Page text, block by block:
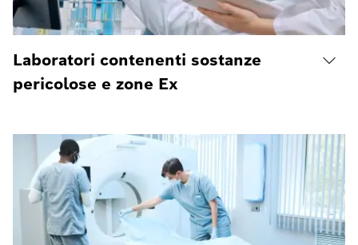
Laboratori contenenti sostanze
pericolose e zone Ex